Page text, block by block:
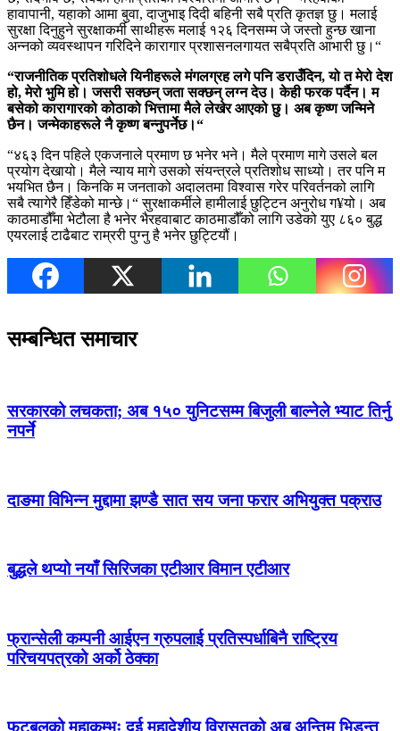
हावापानी, यहाको आमा बुवा, दाजुभाइ दिदी बहिनी सबै प्रति कृतज्ञ छु। मलाई
सुरक्षा दिनुहुने सुरक्षाकर्मी साथीहरू मलाई १२६ दिनसम्म जे जस्तो हुन्छ खाना
अन्नको व्यवस्थापन गरिदिने कारागार प्रशासनलगायत सबैप्रति आभारी छु।“
“राजनीतिक प्रतिशोधले यिनीहरूले मंगलग्रह लगे पनि डराउँदिन, यो त मेरो देश
हो, मेरो भुमि हो। जसरी सक्छन् जता सक्छन् लग्न देउ। केही फरक पर्दैन। म
बसेको कारागारको कोठाको भित्तामा मैले लेखेर आएको छु। अब कृष्ण जन्मिने
छैन। जन्मेकाहरूले नै कृष्ण बन्नुपर्नेछ।“
“४६३ दिन पहिले एकजनाले प्रमाण छ भनेर भने। मैले प्रमाण मागे उसले बल
प्रयोग देखायो। मैले न्याय मागे उसको संयन्त्रले प्रतिशोध साध्यो। तर पनि म
भयभित छैन। किनकि म जनताको अदालतमा विश्वास गरेर परिवर्तनको लागि
सबै त्यागेरै हिँडेको मान्छे।“ सुरक्षाकर्मीले हामीलाई छुट्टिन अनुरोध ग¥यो। अब
काठमाडौँमा भेटौला है भनेर भैरहवाबाट काठमाडौँको लागि उडेको युए ८६० बुद्ध
एयरलाई टाढैबाट राम्ररी पुग्नु है भनेर छुट्टियौं।
सम्बन्धित समाचार
सरकारको लचकता; अब १५० युनिटसम्म बिजुली बाल्नेले भ्याट तिर्नु
नपर्ने
दाङमा विभिन्न मुद्दामा झण्डै सात सय जना फरार अभियुक्त पक्राउ
बुद्धले थप्यो नयाँ सिरिजका एटीआर विमान एटीआर
फ्रान्सेली कम्पनी आईएन ग्रुपलाई प्रतिस्पर्धाबिनै राष्ट्रिय
परिचयपत्रको अर्को ठेक्का
फुटबलको महाकुम्भः दुई महादेशीय विरासतको अब अन्तिम भिडन्त